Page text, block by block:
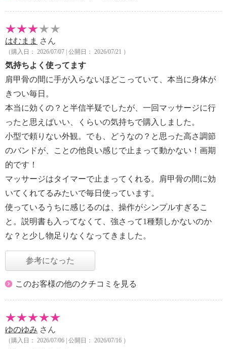
はむまま さん
（購入日： 2026/07/07 | 公開日： 2026/07/21 ）
気持ちよく使ってます
肩甲骨の間に手が入らないほどこっていて、本当に身体が
きつい毎日。
本当に効くの？と半信半疑でしたが、一回マッサージに行
ったと思えばいい、くらいの気持ちで購入しました。
小型で頼りない外観。でも、どうなの？と思った高さ調節
のバンドが、ことの他良い感じで止まって動かない！画期
的です！
マッサージはタイマーで止まってくれる。肩甲骨の間に効
いてくれてるみたいで毎日使っています。
使っているうちに感じるのは、操作がシンプルすぎるこ
と。説明書も入ってなくて、強さって1種類しかないのか
な？と少し物足りなくなってきました。
参考になった
このお客様の他のクチコミを見る
ゆのゆみ さん
（購入日： 2026/07/06 | 公開日： 2026/07/16 ）